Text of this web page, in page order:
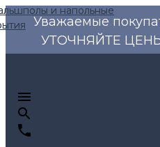
Уважаемые
УТОЧНЯЙТЕ